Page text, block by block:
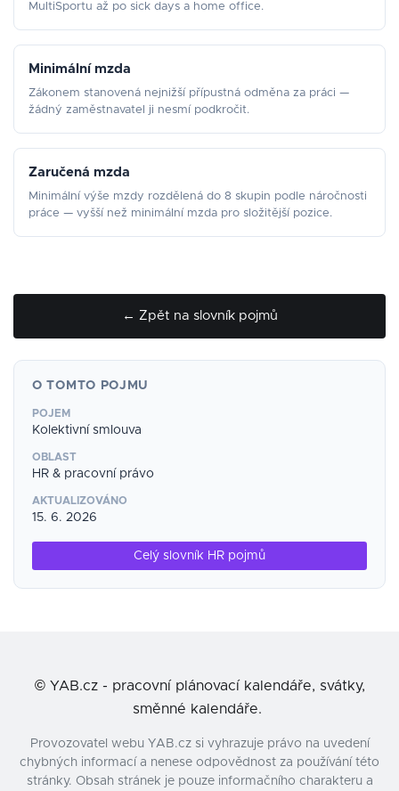
MultiSportu až po sick days a home office.
Minimální mzda
Zákonem stanovená nejnižší přípustná odměna za práci —
žádný zaměstnavatel ji nesmí podkročit.
Zaručená mzda
Minimální výše mzdy rozdělená do 8 skupin podle náročnosti
práce — vyšší než minimální mzda pro složitější pozice.
← Zpět na slovník pojmů
O TOMTO POJMU
POJEM
Kolektivní smlouva
OBLAST
HR & pracovní právo
AKTUALIZOVÁNO
15. 6. 2026
Celý slovník HR pojmů
© YAB.cz - pracovní plánovací kalendáře, svátky,
směnné kalendáře.
Provozovatel webu YAB.cz si vyhrazuje právo na uvedení
chybných informací a nenese odpovědnost za používání této
stránky. Obsah stránek je pouze informačního charakteru a